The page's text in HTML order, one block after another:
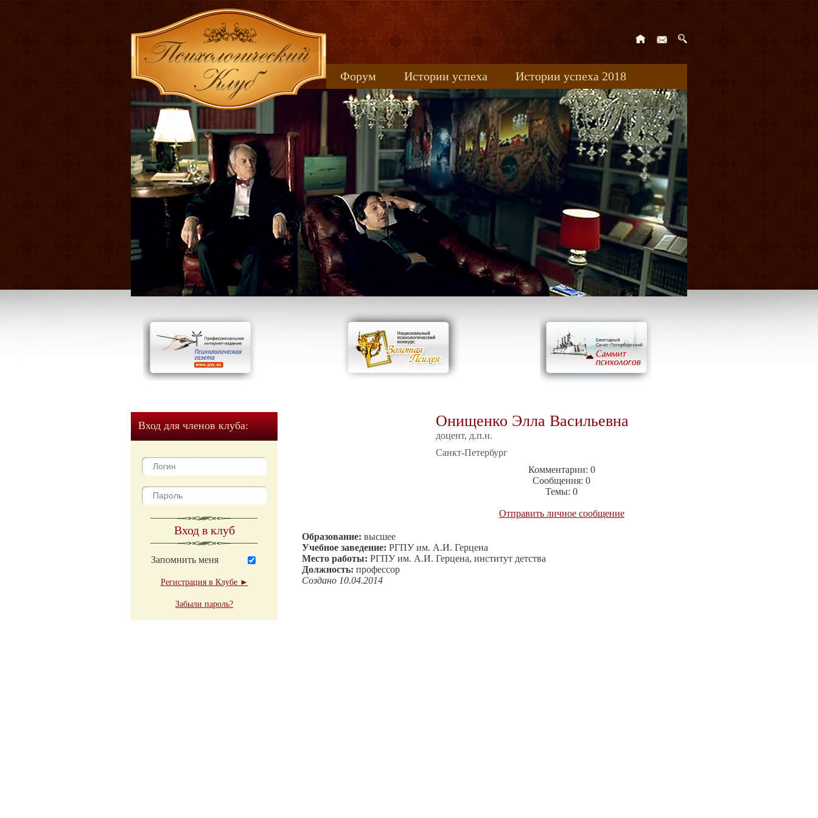
Форум Истории успеха
Истории успеха 2018
Книжные новинки
uspeh_2017
Вход для членов клуба:
Вход в клуб
Запомнить меня
Регистрация в Клубе ►
Забыли пароль?
Онищенко Элла Васильевна
доцент, д.п.н.
Санкт-Петербург
Комментарии: 0
Сообщения: 0
Темы: 0
Отправить личное сообщение
Образование: высшее
Учебное заведение: РГПУ им. А.И. Герцена
Место работы: РГПУ им. А.И. Герцена, институт детства
Должность: профессор
Создано 10.04.2014